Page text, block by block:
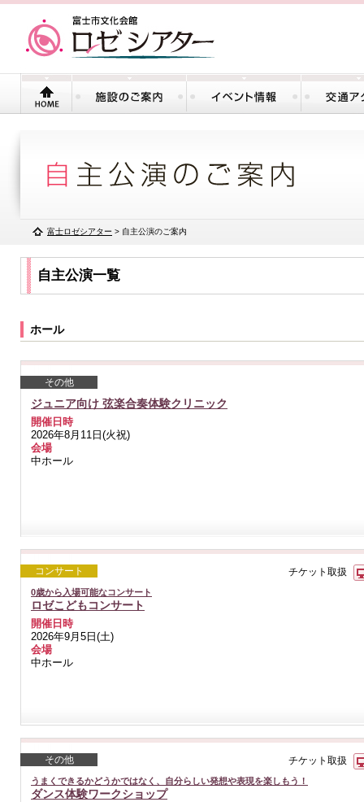
富士ロゼシアター > 自主公演のご案内
自主公演一覧
ホール
その他
ジュニア向け 弦楽合奏体験クリニック
開催日時
2026年8月11日(火祝)
会場
中ホール
コンサート チケット取扱
0歳から入場可能なコンサート
ロゼこどもコンサート
開催日時
2026年9月5日(土)
会場
中ホール
その他 チケット取扱
うまくできるかどうかではなく、自分らしい発想や表現を楽しもう！
ダンス体験ワークショップ